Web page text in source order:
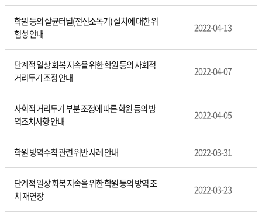
습
학원 등의 살균터널(전신소독기) 설치에 대한 위
험성 안내
2022-04-13
단계적 일상 회복 지속을 위한 학원 등의 사회적
거리두기 조정 안내
2022-04-07
사회적 거리두기 부분 조정에 따른 학원 등의 방
역조치사항 안내
2022-04-05
학원 방역수칙 관련 위반 사례 안내 2022-03-31
단계적 일상 회복 지속을 위한 학원 등의 방역 조
치 재연장
2022-03-23